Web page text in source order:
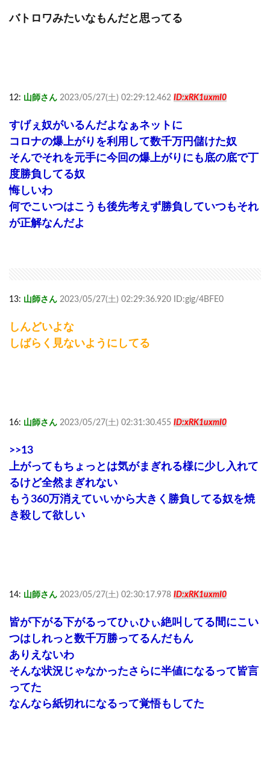
バトロワみたいなもんだと思ってる
12: 山師さん 2023/05/27(土) 02:29:12.462 ID:xRK1uxmI0
すげぇ奴がいるんだよなぁネットに
コロナの爆上がりを利用して数千万円儲けた奴
そんでそれを元手に今回の爆上がりにも底の底で丁
度勝負してる奴
悔しいわ
何でこいつはこうも後先考えず勝負していつもそれ
が正解なんだよ
13: 山師さん 2023/05/27(土) 02:29:36.920 ID:gig/4BFE0
しんどいよな
しばらく見ないようにしてる
16: 山師さん 2023/05/27(土) 02:31:30.455 ID:xRK1uxmI0
>>13
上がってもちょっとは気がまぎれる様に少し入れて
るけど全然まぎれない
もう360万消えていいから大きく勝負してる奴を焼
き殺して欲しい
14: 山師さん 2023/05/27(土) 02:30:17.978 ID:xRK1uxmI0
皆が下がる下がるってひぃひぃ絶叫してる間にこい
つはしれっと数千万勝ってるんだもん
ありえないわ
そんな状況じゃなかったさらに半値になるって皆言
ってた
なんなら紙切れになるって覚悟もしてた